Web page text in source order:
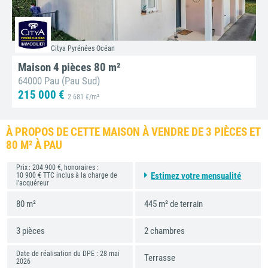
Citya Pyrénées Océan
Maison 4 pièces 80 m²
64000 Pau (Pau Sud)
215 000 € 2 681 €/m²
À PROPOS DE CETTE MAISON À VENDRE DE 3 PIÈCES ET
80 M² À PAU
Prix : 204 900 €, honoraires :
10 900 € TTC inclus à la charge de
l’acquéreur
Estimez votre mensualité
80 m² 445 m² de terrain
3 pièces 2 chambres
Date de réalisation du DPE : 28 mai
2026
Terrasse